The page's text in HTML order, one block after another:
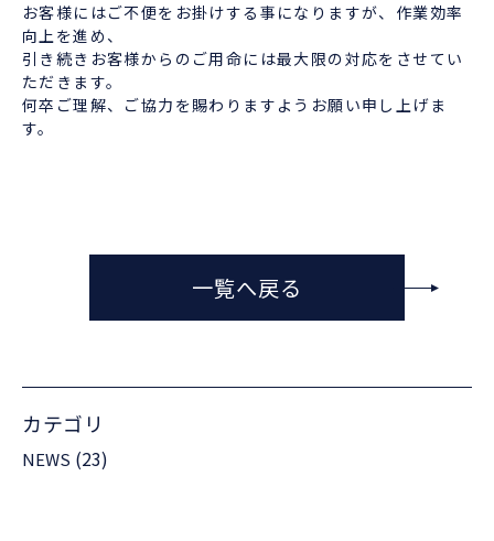
お客様にはご不便をお掛けする事になりますが、作業効率
向上を進め、
引き続きお客様からのご用命には最大限の対応をさせてい
ただきます。
何卒ご理解、ご協力を賜わりますようお願い申し上げま
す。
一覧へ戻る
カテゴリ
NEWS (23)